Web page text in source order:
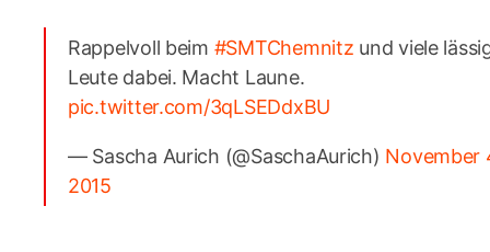
Rappelvoll beim #SMTChemnitz und viele
Leute dabei. Macht Laune.
pic.twitter.com/3qLSEDdxBU
— Sascha Aurich (@SaschaAurich) November
2015